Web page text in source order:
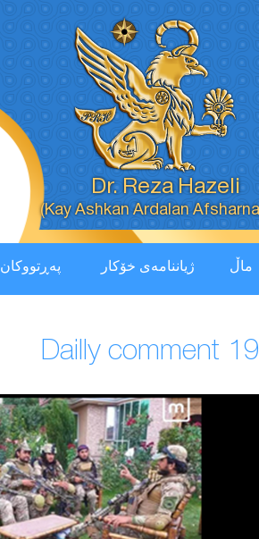
Dr. Reza Hazeli
ماڵ ژیاننامەی خۆکار پەڕتووكان
Dailly comment